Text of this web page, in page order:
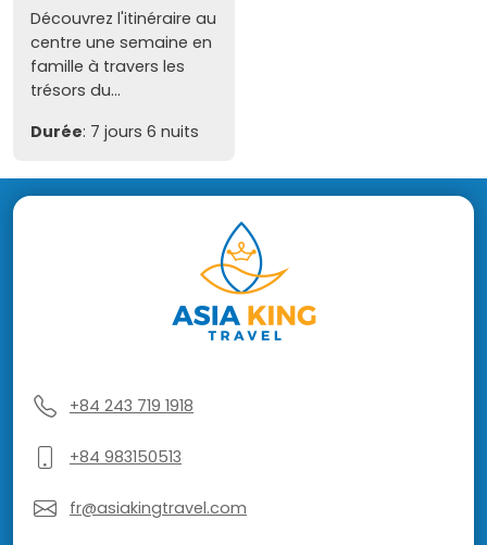
Découvrez l'itinéraire au
centre une semaine en
famille à travers les
trésors du...
Durée: 7 jours 6 nuits
+84 243 719 1918
+84 983150513
fr@asiakingtravel.com